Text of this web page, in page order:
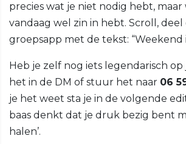
precies wat je niet nodig hebt, maar
vandaag wel zin in hebt. Scroll, deel
groepsapp met de tekst: “Weekend
Heb je zelf nog iets legendarisch
het in de DM of stuur het naar 06
je het weet sta je in de volgende
baas denkt dat je druk bezig bent
halen’.